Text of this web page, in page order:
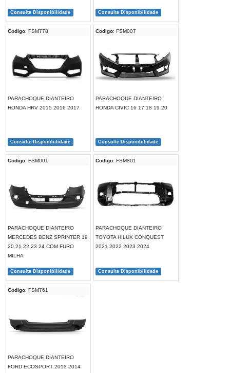
Consulte Disponibilidade Consulte Disponibilidade
Codigo: FSM778
PARACHOQUE DIANTEIRO
HONDA HRV 2015 2016 2017
Consulte Disponibilidade
Codigo: FSM007
PARACHOQUE DIANTEIRO
HONDA CIVIC 16 17 18 19 20
Consulte Disponibilidade
Codigo: FSM001
PARACHOQUE DIANTEIRO
MERCEDES BENZ SPRINTER 19
20 21 22 23 24 COM FURO
MILHA
Consulte Disponibilidade
Codigo: FSM801
PARACHOQUE DIANTEIRO
TOYOTA HILUX CONQUEST
2021 2022 2023 2024
Consulte Disponibilidade
Codigo: FSM761
PARACHOQUE DIANTEIRO
FORD ECOSPORT 2013 2014